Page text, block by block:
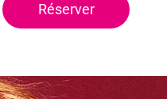
Réserver